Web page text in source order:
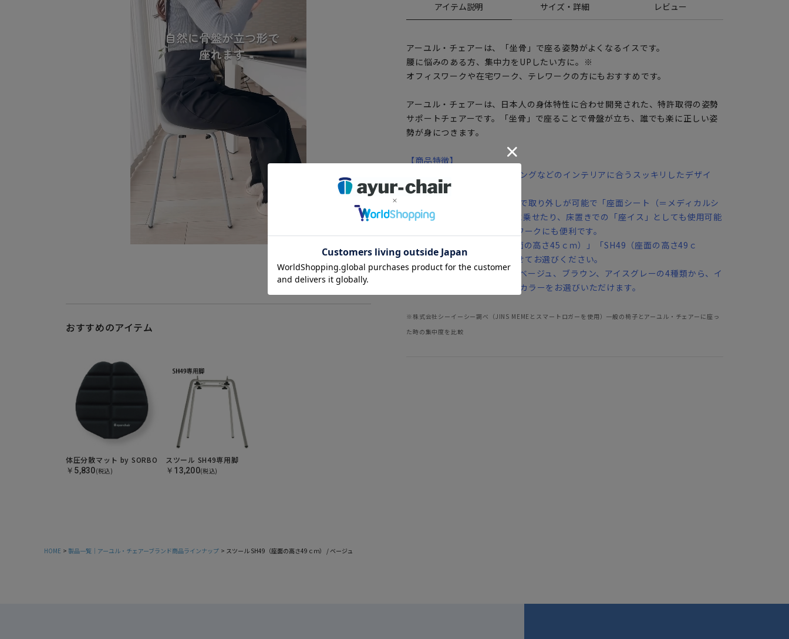
おすすめのアイテム
体圧分散マット by SORBO
￥5,830(税込)
スツール SH49専用脚
￥13,200(税込)
アイテム説明 サイズ・詳細 レビュー
アーユル・チェアーは、「坐骨」で座る姿勢がよくなるイスです。
腰に悩みのある方、集中力をUPしたい方に。※
オフィスワークや在宅ワーク、テレワークの方にもおすすめです。
アーユル・チェアーは、日本人の身体特性に合わせ開発された、特許取得の姿勢
サポートチェアーです。「坐骨」で座ることで骨盤が立ち、誰でも楽に正しい姿
勢が身につきます。
【商品特徴】
・スツールタイプは、ダイニングなどのインテリアに合うスッキリしたデザイ
ン。
・脚部は工具を使わずにネジで取り外しが可能で「座面シート（＝メディカルシ
ート)」として手持ちの椅子に乗せたり、床置きでの「座イス」としても使用可能
な3WAY。在宅ワーク、テレワークにも便利です。
・座面の高さは「SH45（座面の高さ45ｃｍ）」「SH49（座面の高さ49ｃ
ｍ）」の2種類。身長に合わせてお選びください。
・座面カラーは、ブラック、ベージュ、ブラウン、アイスグレーの4種類から、イ
ンテリアに合わせてお好きなカラーをお選びいただけます。
※株式会社シーイーシー調べ（JINS MEMEとスマートロガーを使用）一般の椅子とアーユル・チェアーに座っ
た時の集中度を比較
HOME 製品一覧｜アーユル・チェアーブランド商品ラインナップ スツール SH49（座面の高さ49ｃｍ） / ベージュ